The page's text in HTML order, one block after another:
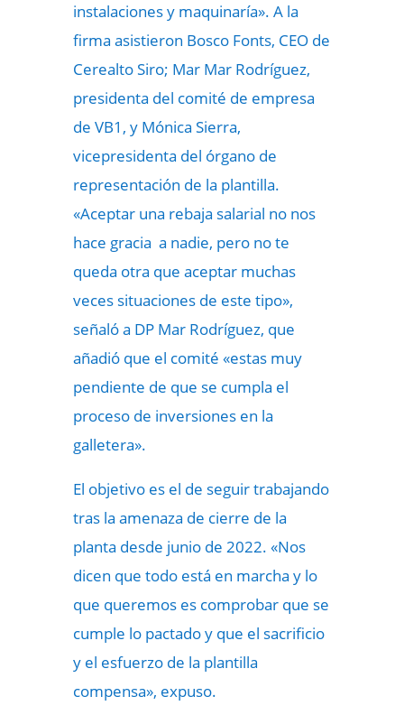
instalaciones y maquinaría». A la
firma asistieron Bosco Fonts, CEO de
Cerealto Siro; Mar Mar Rodríguez,
presidenta del comité de empresa
de VB1, y Mónica Sierra,
vicepresidenta del órgano de
representación de la plantilla.
«Aceptar una rebaja salarial no nos
hace gracia a nadie, pero no te
queda otra que aceptar muchas
veces situaciones de este tipo»,
señaló a DP Mar Rodríguez, que
añadió que el comité «estas muy
pendiente de que se cumpla el
proceso de inversiones en la
galletera».
El objetivo es el de seguir trabajando
tras la amenaza de cierre de la
planta desde junio de 2022. «Nos
dicen que todo está en marcha y lo
que queremos es comprobar que se
cumple lo pactado y que el sacrificio
y el esfuerzo de la plantilla
compensa», expuso.